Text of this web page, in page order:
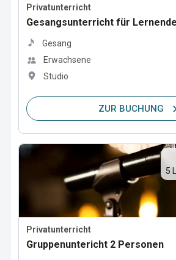
Privatunterricht
Gesangsunterricht für
Gesang
Erwachsene
Studio
ZUR BUCHUNG
Privatunterricht
Gruppenuntericht 2 Personen
5